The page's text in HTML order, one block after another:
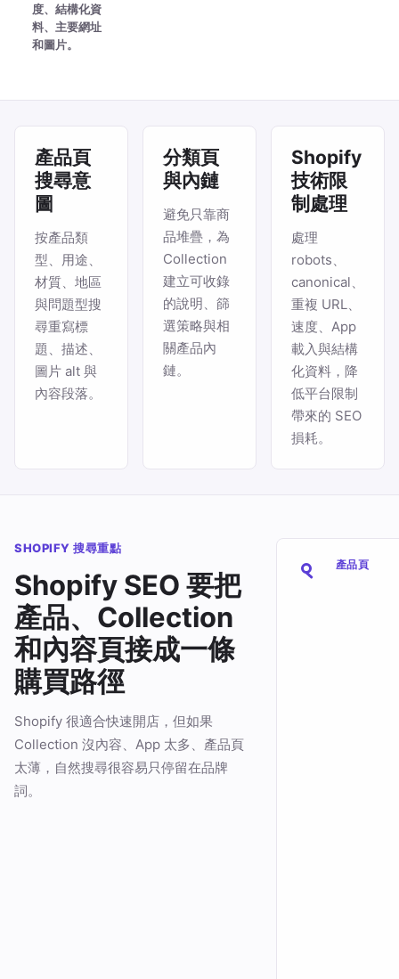
度、結構化資
料、主要網址
和圖片。
產品頁
搜尋意
圖
按產品類
型、用途、
材質、地區
與問題型搜
尋重寫標
題、描述、
圖片 alt 與
內容段落。
分類頁
與內鏈
避免只靠商
品堆疊，為
Collection
建立可收錄
的說明、篩
選策略與相
關產品內
鏈。
Shopify
技術限
制處理
處理
robots、
canonical、
重複 URL、
速度、App
載入與結構
化資料，降
低平台限制
帶來的 SEO
損耗。
SHOPIFY 搜尋重點
Shopify SEO 要把
產品、Collection
和內容頁接成一條
購買路徑
Shopify 很適合快速開店，但如果
Collection 沒內容、App 太多、產品頁
太薄，自然搜尋很容易只停留在品牌
詞。
產品頁